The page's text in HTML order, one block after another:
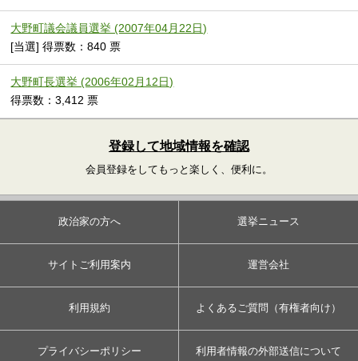
大野町議会議員選挙 (2007年04月22日)
[当選] 得票数：840 票
大野町長選挙 (2006年02月12日)
得票数：3,412 票
登録して地域情報を確認
会員登録をしてもっと楽しく、便利に。
政治家の方へ 選挙ニュース
サイトご利用案内 運営会社
利用規約 よくあるご質問（有権者向け）
プライバシーポリシー 利用者情報の外部送信について